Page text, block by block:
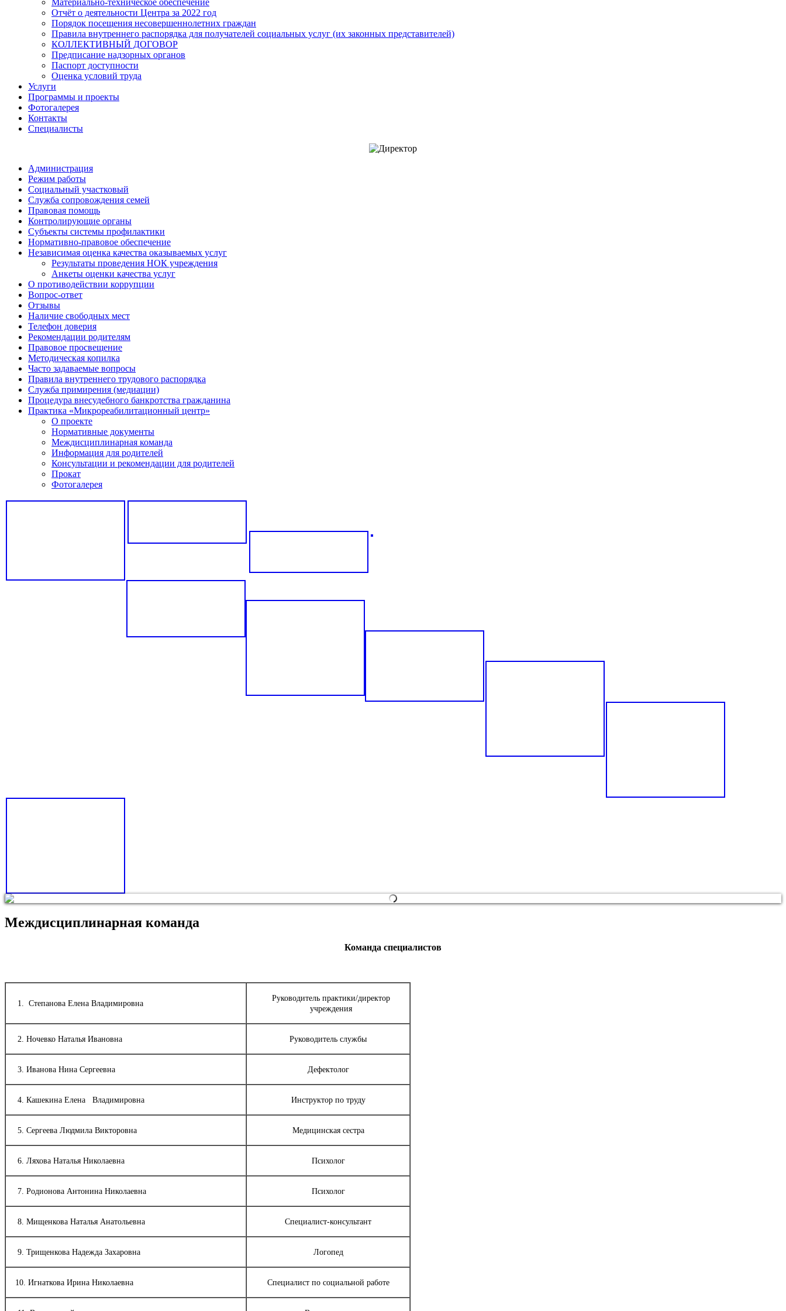
Материально-техническое обеспечение
Отчёт о деятельности Центра за 2022 год
Порядок посещения несовершеннолетних граждан
Правила внутреннего распорядка для получателей социальных услуг (их законных представителей)
КОЛЛЕКТИВНЫЙ ДОГОВОР
Предписание надзорных органов
Паспорт доступности
Оценка условий труда
Услуги
Программы и проекты
Фотогалерея
Контакты
Специалисты
Администрация
Режим работы
Социальный участковый
Служба сопровождения семей
Правовая помощь
Контролирующие органы
Субъекты системы профилактики
Нормативно-правовое обеспечение
Независимая оценка качества оказываемых услуг
Результаты проведения НОК учреждения
Анкеты оценки качества услуг
О противодействии коррупции
Вопрос-ответ
Отзывы
Наличие свободных мест
Телефон доверия
Рекомендации родителям
Правовое просвещение
Методическая копилка
Часто задаваемые вопросы
Правила внутреннего трудового распорядка
Служба примирения (медиации)
Процедура внесудебного банкротства гражданина
Практика «Микрореабилитационный центр»
О проекте
Нормативные документы
Междисциплинарная команда
Информация для родителей
Консультации и рекомендации для родителей
Прокат
Фотогалерея
Междисциплинарная команда
Команда специалистов
1. Степанова Елена Владимировна
Руководитель практики/директор
учреждения
2. Ночевко Наталья Ивановна Руководитель службы
3. Иванова Нина Сергеевна Дефектолог
4. Кашекина Елена Владимировна Инструктор по труду
5. Сергеева Людмила Викторовна Медицинская сестра
6. Ляхова Наталья Николаевна Психолог
7. Родионова Антонина Николаевна Психолог
8. Мищенкова Наталья Анатольевна Специалист-консультант
9. Трищенкова Надежда Захаровна Логопед
10. Игнаткова Ирина Николаевна Специалист по социальной работе